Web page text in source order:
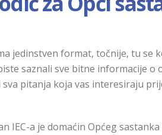
jedinstven format, točnije, tu
saznali sve bitne informacije
pitanja koja vas interesiraju
IEC-a je domaćin Općeg